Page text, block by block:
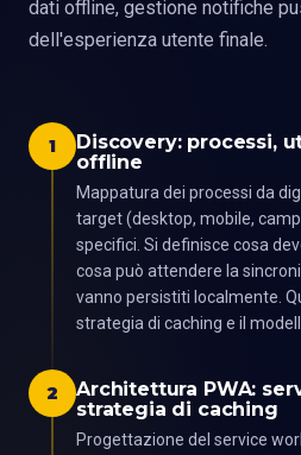
dati offline, gestione notifiche
dell'esperienza utente finale.
1
Discovery: processi,
offline
Mappatura dei processi da
target (desktop, mobile,
specifici. Si definisce cosa
cosa può attendere la
vanno persistiti localmente.
strategia di caching e il
2
Architettura PWA:
strategia di caching
Progettazione del service